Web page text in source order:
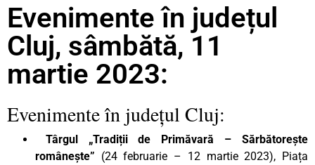
Evenimente în județul
Cluj, sâmbătă, 11
martie 2023:
Evenimente în județul Cluj:
Târgul „Tradiții de Primăvară – Sărbătorește
românește” (24 februarie – 12 martie 2023), Piața